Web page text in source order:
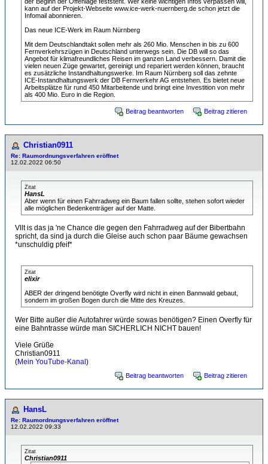
kann auf der Projekt-Webseite www.ice-werk-nuernberg.de schon jetzt die
Infomail abonnieren.
Das neue ICE-Werk im Raum Nürnberg
Mit dem Deutschlandtakt sollen mehr als 260 Mio. Menschen in bis zu 600
Fernverkehrszügen in Deutschland unterwegs sein. Die DB will so das
Angebot für klimafreundliches Reisen im ganzen Land verbessern. Damit die
vielen neuen Züge gewartet, gereinigt und repariert werden können, braucht
es zusätzliche Instandhaltungswerke. Im Raum Nürnberg soll das zehnte
ICE-Instandhaltungswerk der DB Fernverkehr AG entstehen. Es bietet neue
Arbeitsplätze für rund 450 Mitarbeitende und bringt eine Investition von mehr
als 400 Mio. Euro in die Region.
Beitrag beantworten Beitrag zitieren
Christian0911
Re: Raumordnungsverfahren eröffnet
12.02.2022 06:50
Zitat
HansL
Aber wenn für einen Fahrradweg ein Baum fallen sollte, stehen sofort wieder
alle möglichen Bedenkenträger auf der Matte.
Vllt is das ja 'ne Chance die gegen den Fahrradweg auf der Bibertbahn
spricht, da sind ja durch die Gleise auch schon paar Bäume gewachsen
*unschuldig pfeif*
Zitat
elixir
ABER der dringend benötigte Overfly wird nicht in einen Bannwald gebaut,
sondern im großen Bogen durch die Mitte des Kreuzes.
Wer Bitte außer die Autofahrer würde sowas benötigen? Einen Overfly für
eine Bahntrasse würde man SICHERLICH NICHT bauen!
Viele Grüße
Christian0911
(Mein YouTube-Kanal)
Beitrag beantworten Beitrag zitieren
HansL
Re: Raumordnungsverfahren eröffnet
12.02.2022 09:33
Zitat
Christian0911